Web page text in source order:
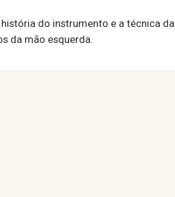
do instrumento e a técnica da
da mão esquerda.